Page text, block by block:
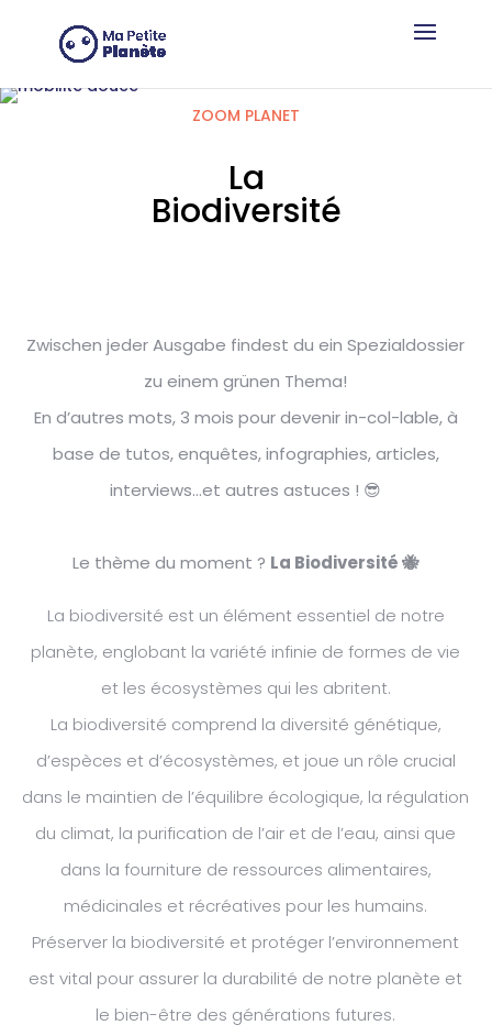
ZOOM PLANET
La
Biodiversité
Zwischen jeder Ausgabe findest du ein Spezialdossier
zu einem grünen Thema!
En d’autres mots, 3 mois pour devenir in-col-lable, à
base de tutos, enquêtes, infographies, articles,
interviews…et autres astuces ! 😎
Le thème du moment ? La Biodiversité 🐝
La biodiversité est un élément essentiel de notre
planète, englobant la variété infinie de formes de vie
et les écosystèmes qui les abritent.
La biodiversité comprend la diversité génétique,
d’espèces et d’écosystèmes, et joue un rôle crucial
dans le maintien de l’équilibre écologique, la régulation
du climat, la purification de l’air et de l’eau, ainsi que
dans la fourniture de ressources alimentaires,
médicinales et récréatives pour les humains.
Préserver la biodiversité et protéger l’environnement
est vital pour assurer la durabilité de notre planète et
le bien-être des générations futures.